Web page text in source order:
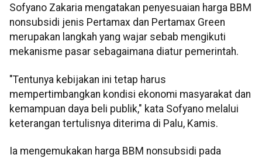
Sofyano Zakaria mengatakan penyesuaian harga BBM
nonsubsidi jenis Pertamax dan Pertamax Green
merupakan langkah yang wajar sebab mengikuti
mekanisme pasar sebagaimana diatur pemerintah.
"Tentunya kebijakan ini tetap harus
mempertimbangkan kondisi ekonomi masyarakat dan
kemampuan daya beli publik," kata Sofyano melalui
keterangan tertulisnya diterima di Palu, Kamis.
Ia mengemukakan harga BBM nonsubsidi pada